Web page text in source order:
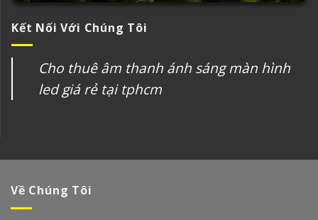
Kết Nối Với Chúng Tôi
Cho thuê âm thanh ánh sáng màn hình
led giá rẻ tại tphcm
Về Chúng Tôi